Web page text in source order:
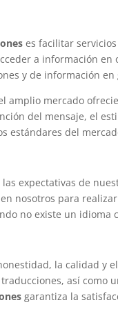
es facilitar
a información
y de información en
amplio mercado
del mensaje, el
estándares del
expectativas de
nosotros para
no existe un idioma
la calidad y
así como
garantiza la